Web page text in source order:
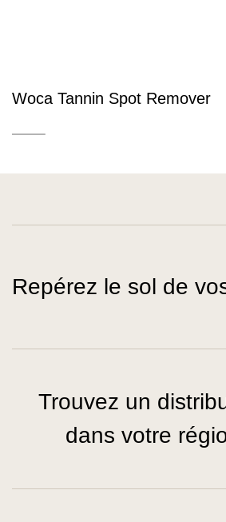
Woca Tannin Spot Remover
Repérez le sol de
Trouvez un
dans votre